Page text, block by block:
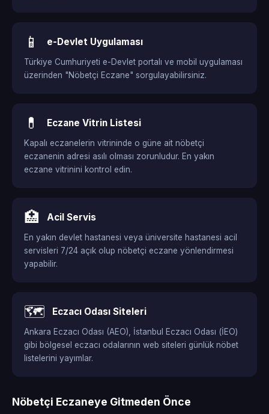
📱 e-Devlet Uygulaması
Türkiye Cumhuriyeti e-Devlet portalı ve mobil uygulaması
üzerinden "Nöbetçi Eczane" sorgulayabilirsiniz.
💊 Eczane Vitrin Listesi
Kapalı eczanelerin vitrininde o güne ait nöbetçi
eczanenin adresi asılı olması zorunludur. En yakın
eczane vitrinini kontrol edin.
🏥 Acil Servis
En yakın devlet hastanesi veya üniversite hastanesi acil
servisleri 7/24 açık olup nöbetçi eczane yönlendirmesi
yapabilir.
🗺️ Eczacı Odası Siteleri
Ankara Eczacı Odası (AEO), İstanbul Eczacı Odası (İEO)
gibi bölgesel eczacı odalarının web siteleri günlük nöbet
listelerini yayımlar.
Nöbetçi Eczaneye Gitmeden Önce